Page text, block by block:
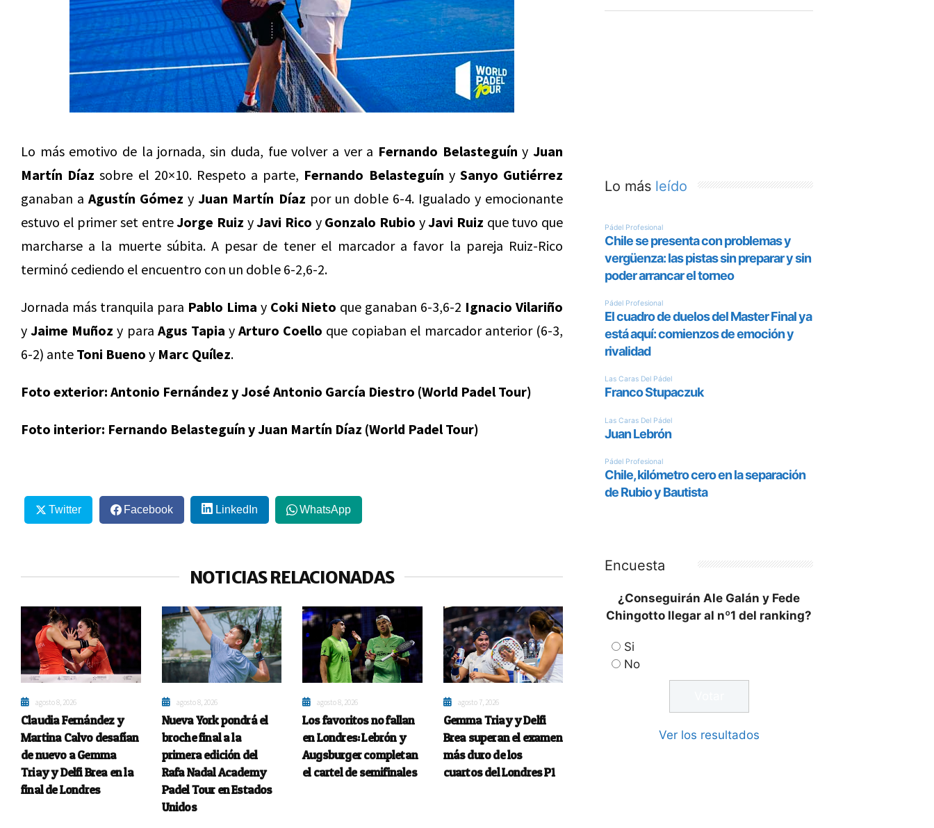
Lo más emotivo de la jornada, sin duda, fue volver a ver a Fernando Belasteguín y Juan
Martín Díaz sobre el 20×10. Respeto a parte, Fernando Belasteguín y Sanyo Gutiérrez
ganaban aAgustín Gómez yJuan Martín Díaz por un doble 6-4. Igualado y emocionante
estuvo el primer set entreJorge Ruiz yJavi Rico y Gonzalo Rubio yJavi Ruiz que tuvo que
marcharse a la muerte súbita. A pesar de tener el marcador a favor la pareja Ruiz-Rico
terminó cediendo el encuentro con un doble 6-2,6-2.
Jornada más tranquila para Pablo Lima y Coki Nieto que ganaban 6-3,6-2 Ignacio Vilariño
yJaime Muñozy para Agus Tapia yArturo Coello que copiaban el marcador anterior (6-3,
6-2) ante Toni Bueno y Marc Quílez.
Foto exterior: Antonio Fernández y José Antonio García Diestro (World Padel Tour)
Foto interior: Fernando Belasteguín y Juan Martín Díaz (World Padel Tour)
Twitter Facebook LinkedIn WhatsApp
NOTICIAS RELACIONADAS
agosto 8, 2026
Claudia Fernández y
Martina Calvo desafían
de nuevo a Gemma
Triay y Delfi Brea en la
final de Londres
agosto 8, 2026
Nueva York pondrá el
broche final a la
primera edición del
Rafa Nadal Academy
Padel Tour en Estados
Unidos
agosto 8, 2026
Los favoritos no fallan
en Londres: Lebrón y
Augsburger completan
el cartel de semifinales
agosto 7, 2026
Gemma Triay y Delfi
Brea superan el examen
más duro de los
cuartos del Londres P1
Lo más leído
Encuesta
¿Conseguirán Ale Galán y Fede
Chingotto llegar al nº1 del ranking?
Si
No
Ver los resultados